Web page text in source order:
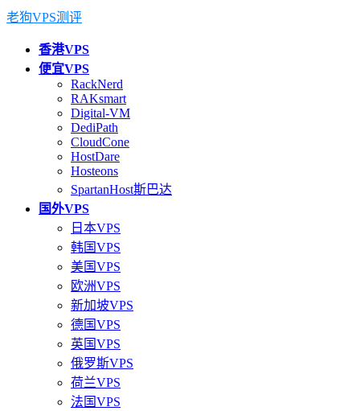
老狗VPS测评
香港VPS
便宜VPS
RackNerd
RAKsmart
Digital-VM
DediPath
CloudCone
HostDare
Hosteons
SpartanHost斯巴达
国外VPS
日本VPS
韩国VPS
美国VPS
欧洲VPS
新加坡VPS
德国VPS
英国VPS
俄罗斯VPS
荷兰VPS
法国VPS